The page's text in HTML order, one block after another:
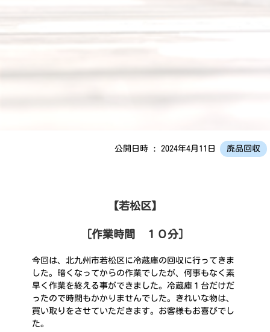
公開日時 : 2024年4月11日 廃品回収
【若松区】
［作業時間 １０分］
今回は、北九州市若松区に冷蔵庫の回収に行ってきま
した。暗くなってからの作業でしたが、何事もなく素
早く作業を終える事ができました。冷蔵庫１台だけだ
ったので時間もかかりませんでした。きれいな物は、
買い取りをさせていただきます。お客様もお喜びでし
た。